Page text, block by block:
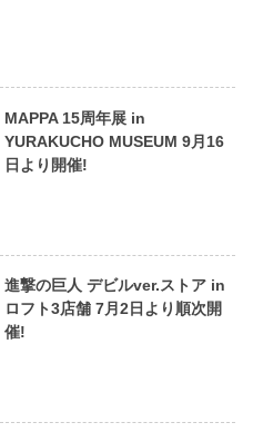
MAPPA 15周年展 in
YURAKUCHO MUSEUM 9月16
日より開催!
進撃の巨人 デビルver.ストア in
ロフト3店舗 7月2日より順次開
催!